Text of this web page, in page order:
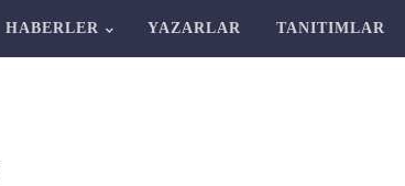
HABERLER YAZARLAR TANITIMLAR